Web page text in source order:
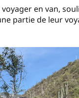
en van,
partie de leur